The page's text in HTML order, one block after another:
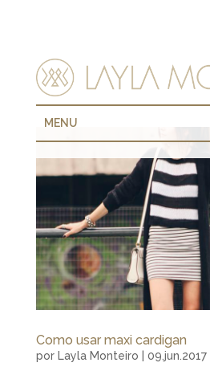
MENU
Como usar maxi cardigan
por Layla Monteiro 09.jun.2017|